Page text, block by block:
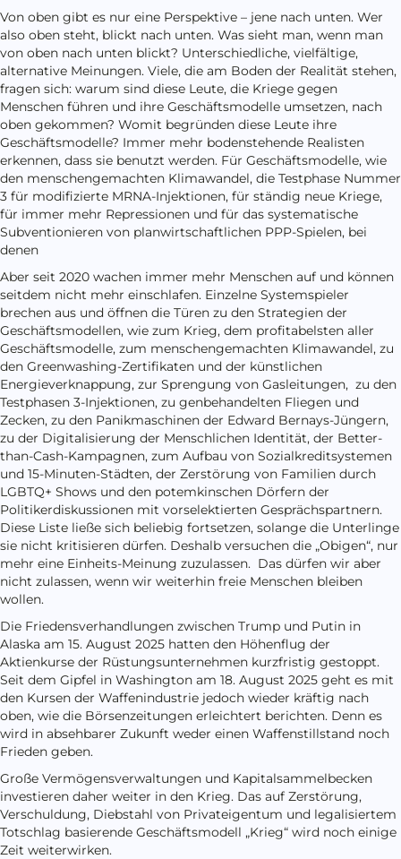
Von oben gibt es nur eine Perspektive – jene nach unten. Wer
also oben steht, blickt nach unten. Was sieht man, wenn man
von oben nach unten blickt? Unterschiedliche, vielfältige,
alternative Meinungen. Viele, die am Boden der Realität stehen,
fragen sich: warum sind diese Leute, die Kriege gegen
Menschen führen und ihre Geschäftsmodelle umsetzen, nach
oben gekommen? Womit begründen diese Leute ihre
Geschäftsmodelle? Immer mehr bodenstehende Realisten
erkennen, dass sie benutzt werden. Für Geschäftsmodelle, wie
den menschengemachten Klimawandel, die Testphase Nummer
3 für modifizierte MRNA-Injektionen, für ständig neue Kriege,
für immer mehr Repressionen und für das systematische
Subventionieren von planwirtschaftlichen PPP-Spielen, bei
denen
Aber seit 2020 wachen immer mehr Menschen auf und können
seitdem nicht mehr einschlafen. Einzelne Systemspieler
brechen aus und öffnen die Türen zu den Strategien der
Geschäftsmodellen, wie zum Krieg, dem profitabelsten aller
Geschäftsmodelle, zum menschengemachten Klimawandel, zu
den Greenwashing-Zertifikaten und der künstlichen
Energieverknappung, zur Sprengung von Gasleitungen, zu den
Testphasen 3-Injektionen, zu genbehandelten Fliegen und
Zecken, zu den Panikmaschinen der Edward Bernays-Jüngern,
zu der Digitalisierung der Menschlichen Identität, der Better-
than-Cash-Kampagnen, zum Aufbau von Sozialkreditsystemen
und 15-Minuten-Städten, der Zerstörung von Familien durch
LGBTQ+ Shows und den potemkinschen Dörfern der
Politikerdiskussionen mit vorselektierten Gesprächspartnern.
Diese Liste ließe sich beliebig fortsetzen, solange die Unterlinge
sie nicht kritisieren dürfen. Deshalb versuchen die „Obigen“, nur
mehr eine Einheits-Meinung zuzulassen. Das dürfen wir aber
nicht zulassen, wenn wir weiterhin freie Menschen bleiben
wollen.
Die Friedensverhandlungen zwischen Trump und Putin in
Alaska am 15. August 2025 hatten den Höhenflug der
Aktienkurse der Rüstungsunternehmen kurzfristig gestoppt.
Seit dem Gipfel in Washington am 18. August 2025 geht es mit
den Kursen der Waffenindustrie jedoch wieder kräftig nach
oben, wie die Börsenzeitungen erleichtert berichten. Denn es
wird in absehbarer Zukunft weder einen Waffenstillstand noch
Frieden geben.
Große Vermögensverwaltungen und Kapitalsammelbecken
investieren daher weiter in den Krieg. Das auf Zerstörung,
Verschuldung, Diebstahl von Privateigentum und legalisiertem
Totschlag basierende Geschäftsmodell „Krieg“ wird noch einige
Zeit weiterwirken.